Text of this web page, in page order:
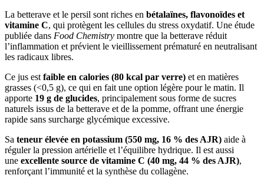
La betterave et le persil sont riches en bétalaïnes, flavonoïdes et
vitamine C, qui protègent les cellules du stress oxydatif. Une étude
publiée dans Food Chemistry montre que la betterave réduit
l’inflammation et prévient le vieillissement prématuré en neutralisant
les radicaux libres.
Ce jus est faible en calories (80 kcal par verre) et en matières
grasses (<0,5 g), ce qui en fait une option légère pour le matin. Il
apporte 19 g de glucides, principalement sous forme de sucres
naturels issus de la betterave et de la pomme, offrant une énergie
rapide sans surcharge glycémique excessive.
Sa teneur élevée en potassium (550 mg, 16 % des AJR) aide à
réguler la pression artérielle et l’équilibre hydrique. Il est aussi
une excellente source de vitamine C (40 mg, 44 % des AJR),
renforçant l’immunité et la synthèse du collagène.